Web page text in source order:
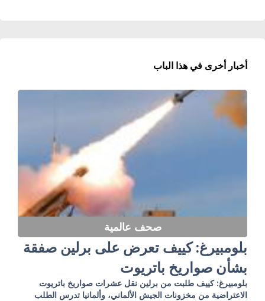
أخبار أخرى في هذا الباب
صحف عالمية
بلومبيرغ: كييف تعرض على برلين صفقة
بشأن صواريخ باتريوت
بلومبيرغ: كييف طلبت من برلين نقل عشرات صواريخ باتريوت
الاعتراضية من مخزونات الجيش الألماني، وألمانيا تدرس الطلب